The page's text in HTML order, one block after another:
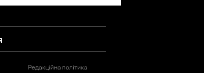
Редакційна політика